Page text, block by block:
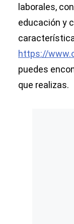
laborales,
educación y
https://
puedes
que realizas.